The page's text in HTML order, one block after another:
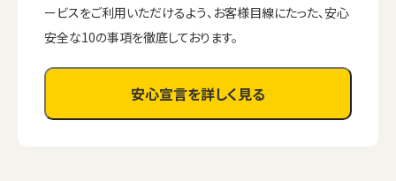
ービスをご利用いただけるよう、お客様目線にたった、安心
安全な10の事項を徹底しております。
安心宣言を詳しく見る